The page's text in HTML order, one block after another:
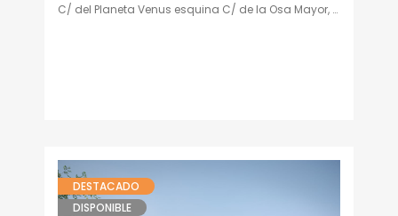
C/ del Planeta Venus esquina C/ de la Osa Mayor, Parla
DESTACADO
DISPONIBLE